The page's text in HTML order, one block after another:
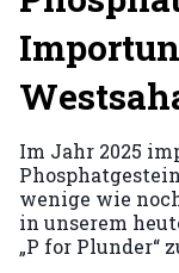
Im Jahr 2025
wenige wie
in unserem
„P for Plunder“